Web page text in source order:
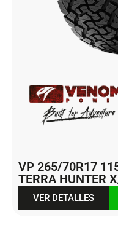
VP 265/70R17
TERRA HUNTER
VER DETALLES